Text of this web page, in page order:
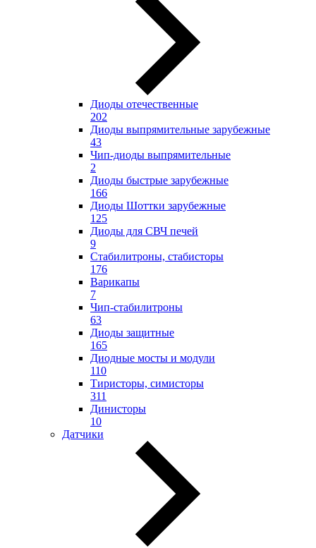
Диоды отечественные
202
Диоды выпрямительные зарубежные
43
Чип-диоды выпрямительные
2
Диоды быстрые зарубежные
166
Диоды Шоттки зарубежные
125
Диоды для СВЧ печей
9
Стабилитроны, стабисторы
176
Варикапы
7
Чип-стабилитроны
63
Диоды защитные
165
Диодные мосты и модули
110
Тиристоры, симисторы
311
Динисторы
10
Датчики